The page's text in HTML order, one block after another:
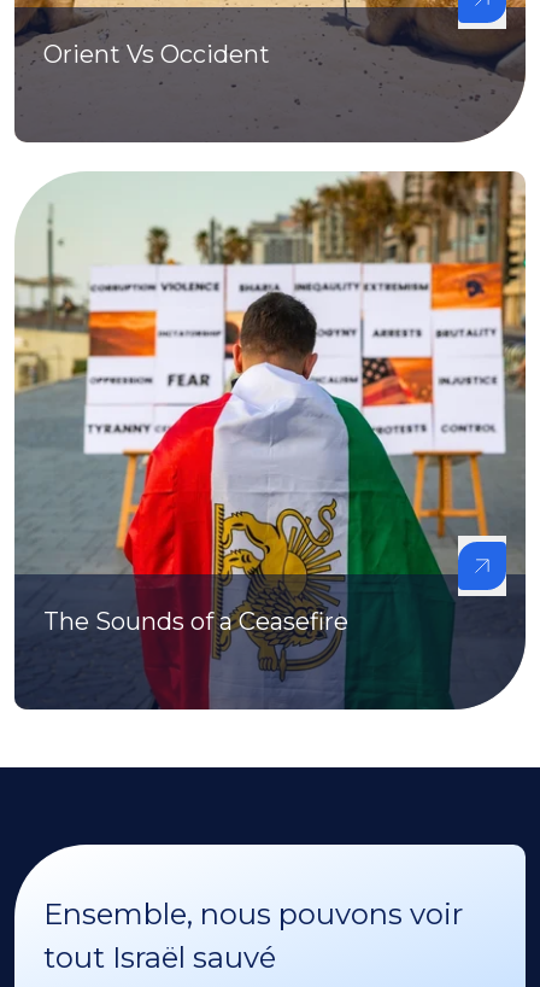
Orient Vs Occident
The Sounds of a Ceasefire
Ensemble, nous pouvons voir
tout Israël sauvé